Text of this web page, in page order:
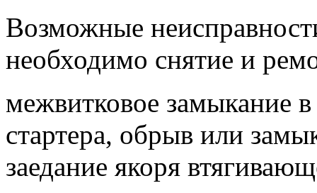
Возможные
необходимо снятие и
межвитковое замыкание в
стартера, обрыв или
заедание якоря